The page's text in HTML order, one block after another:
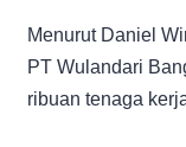
Menurut Daniel
PT Wulandari
ribuan tenaga